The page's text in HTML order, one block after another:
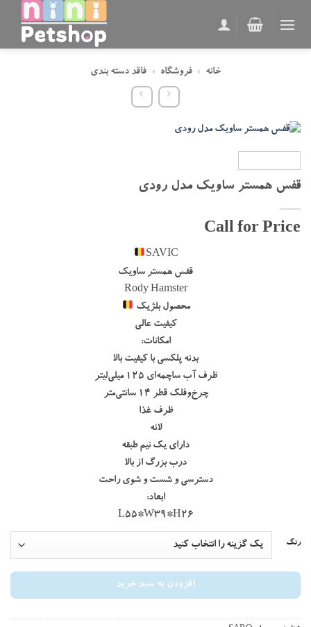
خانه » فروشگاه » فاقد دسته بندی
قفس همستر ساویک مدل رودی
Call for Price
SAVIC
قفس همستر ساویک
Rody Hamster
محصول بلژیک
کیفیت عالی
امکانات:
بدنه پلکسی با کیفیت بالا
ظرف آب ساچمه‌ای ۱۲۵ میلی‌لیتر
چرخ‌وفلک قطر ۱۴ سانتی‌متر
ظرف غذا
لانه
دارای یک نیم طبقه
درب بزرگ از بالا
دسترسی و شست و شوی راحت
ابعاد:
L55*W39*H26
رنگ
افزودن به سبد خرید